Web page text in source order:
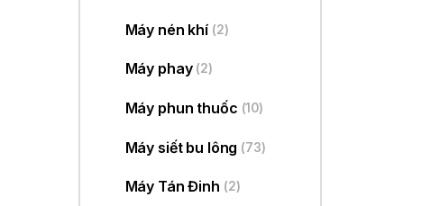
Máy nén khí (2)
Máy phay (2)
Máy phun thuốc (10)
Máy siết bu lông (73)
Máy Tán Đinh (2)